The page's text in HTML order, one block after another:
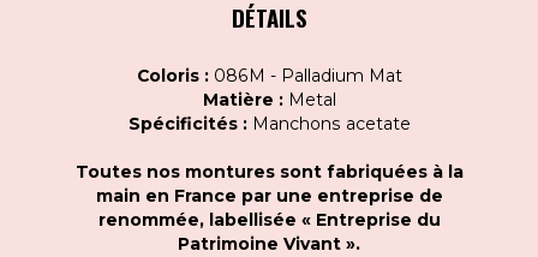
DÉTAILS
Coloris : 086M - Palladium Mat
Matière : Metal
Spécificités :Manchons acetate
Toutes nos montures sont fabriquées à la
main en France par une entreprise de
renommée, labellisée « Entreprise du
Patrimoine Vivant ».